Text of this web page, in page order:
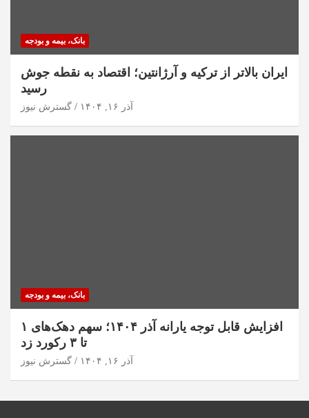
بانک، بیمه و بودجه
ایران بالاتر از ترکیه و آرژانتین؛ اقتصاد به نقطه جوش
رسید
آذر ۱۶, ۱۴۰۴ گسترش نیوز
بانک، بیمه و بودجه
افزایش قابل توجه یارانه آذر ۱۴۰۴؛ سهم دهک‌های ۱
تا ۳ رکورد زد
آذر ۱۶, ۱۴۰۴ گسترش نیوز